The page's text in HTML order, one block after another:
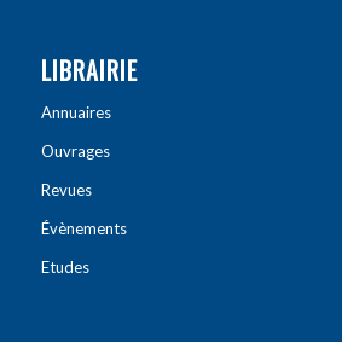
LIBRAIRIE
Annuaires
Ouvrages
Revues
Évènements
Etudes